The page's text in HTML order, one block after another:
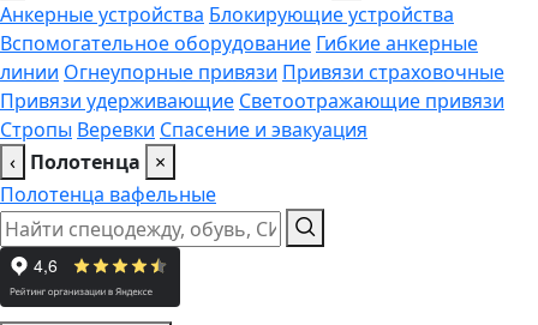
Анкерные устройства Блокирующие устройства
Вспомогательное оборудование Гибкие анкерные
линии Огнеупорные привязи Привязи страховочные
Привязи удерживающие Светоотражающие привязи
Стропы Веревки Спасение и эвакуация
‹ Полотенца
×
Полотенца вафельные